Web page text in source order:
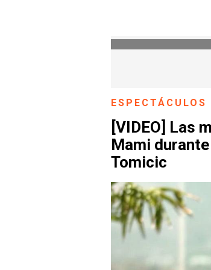
ESPECTÁCULOS
[VIDEO] Las
Mami
Tomicic